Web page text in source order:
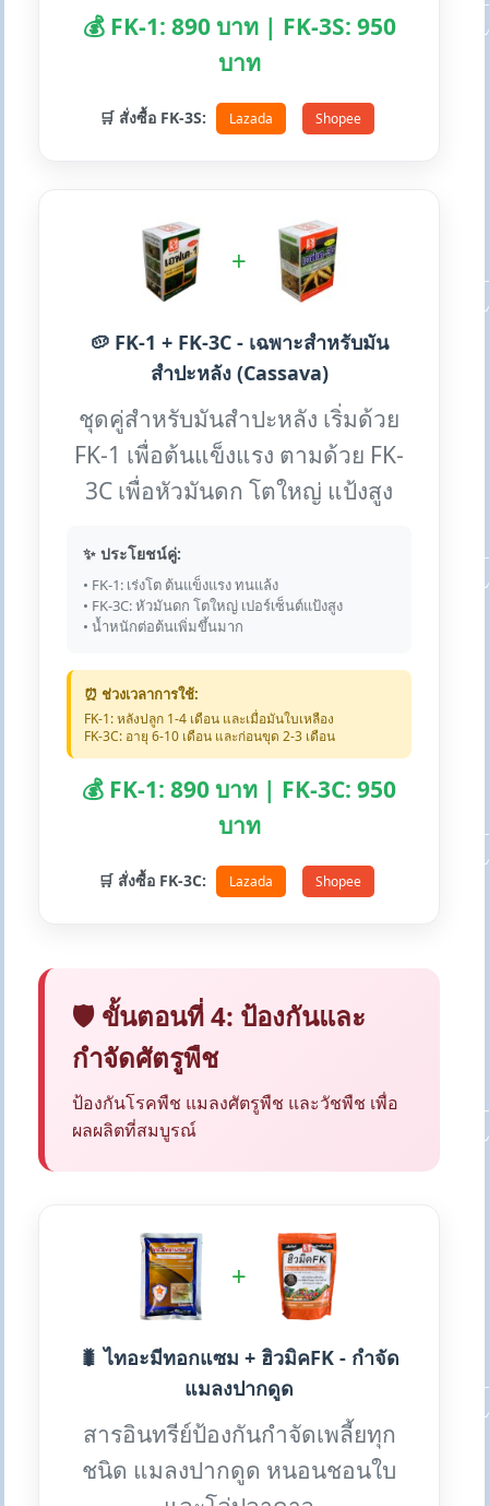
💰 FK-1: 890 บาท | FK-3S: 950
บาท
🛒 สั่งซื้อ FK-3S: Lazada Shopee
+
🥔 FK-1 + FK-3C - เฉพาะสำหรับมัน
สำปะหลัง (Cassava)
ชุดคู่สำหรับมันสำปะหลัง เริ่มด้วย
FK-1 เพื่อต้นแข็งแรง ตามด้วย FK-
3C เพื่อหัวมันดก โตใหญ่ แป้งสูง
✨ ประโยชน์คู่:
• FK-1: เร่งโต ต้นแข็งแรง ทนแล้ง
• FK-3C: หัวมันดก โตใหญ่ เปอร์เซ็นต์แป้งสูง
• น้ำหนักต่อต้นเพิ่มขึ้นมาก
⏰ ช่วงเวลาการใช้:
FK-1: หลังปลูก 1-4 เดือน และเมื่อมันใบเหลือง
FK-3C: อายุ 6-10 เดือน และก่อนขุด 2-3 เดือน
💰 FK-1: 890 บาท | FK-3C: 950
บาท
🛒 สั่งซื้อ FK-3C: Lazada Shopee
🛡️ ขั้นตอนที่ 4: ป้องกันและ
กำจัดศัตรูพืช
ป้องกันโรคพืช แมลงศัตรูพืช และวัชพืช เพื่อ
ผลผลิตที่สมบูรณ์
+
🐛 ไทอะมีทอกแซม + ฮิวมิคFK - กำจัด
แมลงปากดูด
สารอินทรีย์ป้องกันกำจัดเพลี้ยทุก
ชนิด แมลงปากดูด หนอนชอนใบ